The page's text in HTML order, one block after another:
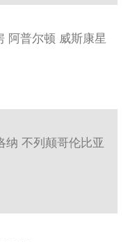
阿普尔顿 威斯康星
纳 不列颠哥伦比亚